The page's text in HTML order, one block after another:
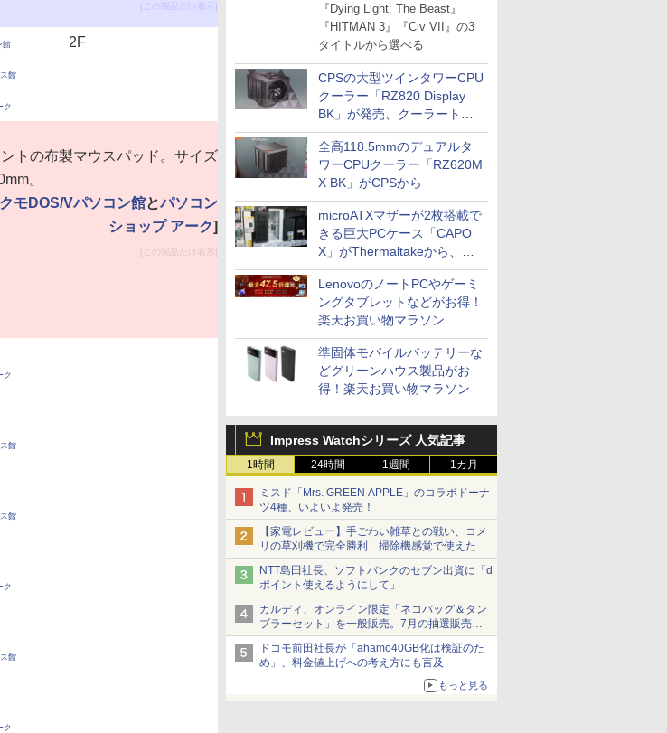
『Dying Light: The Beast』
『HITMAN 3』『Civ VII』の3
タイトルから選べる
CPSの大型ツインタワーCPU
クーラー「RZ820 Display
BK」が発売、クーラートッ
プに5インチ液晶搭載
全高118.5mmのデュアルタ
ワーCPUクーラー「RZ620M
X BK」がCPSから
microATXマザーが2枚搭載で
きる巨大PCケース「CAPO
X」がThermaltakeから、カ
ラーは2色
LenovoのノートPCやゲーミ
ングタブレットなどがお得！
楽天お買い物マラソン
準固体モバイルバッテリーな
どグリーンハウス製品がお
得！楽天お買い物マラソン
Impress Watchシリーズ 人気記事
1時間 24時間 1週間 1カ月
ミスド「Mrs. GREEN APPLE」のコラボドーナ
ツ4種、いよいよ発売！
【家電レビュー】手ごわい雑草との戦い、コメ
リの草刈機で完全勝利 掃除機感覚で使えた
NTT島田社長、ソフトバンクのセブン出資に「d
ポイント使えるようにして」
カルディ、オンライン限定「ネコバッグ＆タン
ブラーセット」を一般販売。7月の抽選販売の
当選無効分
ドコモ前田社長が「ahamo40GB化は検証のた
め」、料金値上げへの考え方にも言及
もっと見る
[この製品だけ表示]
館
2F
館
ク
トの布製マウスパッド。サイズ
。
モDOS/Vパソコン館とパソコン
ショップ アーク]
[この製品だけ表示]
ク
館
館
ク
館
ク